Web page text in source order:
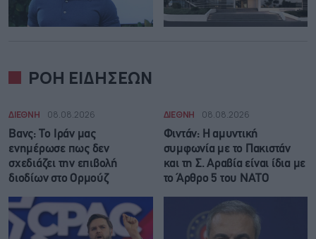
ΡΟΗ ΕΙΔΗΣΕΩΝ
ΔΙΕΘΝΗ 08.08.2026
Βανς: Το Ιράν μας
ενημέρωσε πως δεν
σχεδιάζει την επιβολή
διοδίων στο Ορμούζ
ΔΙΕΘΝΗ 08.08.2026
Φιντάν: Η αμυντική
συμφωνία με το Πακιστάν
και τη Σ. Αραβία είναι ίδια με
τo Άρθρο 5 του ΝΑΤΟ